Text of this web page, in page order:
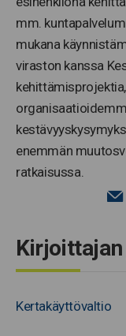
mm.
mukana
viraston kanssa
enemmän
ratkaisussa.
Kertakäyttövaltio